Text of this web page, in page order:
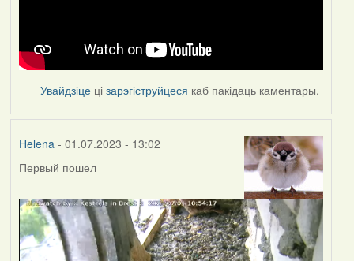
Увайдзіце цізарэгіструйцеся каб пакідаць каментары.
Helena - 01.07.2023 - 13:02
Первый пошел